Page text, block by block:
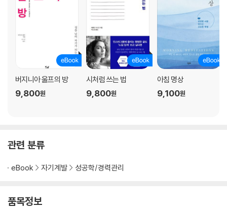
버지니아 울프의 방
9,800원
시처럼 쓰는 법
9,800원
아침 명상
9,100원
관련 분류
eBook 자기계발 성공학/경력관리
품목정보